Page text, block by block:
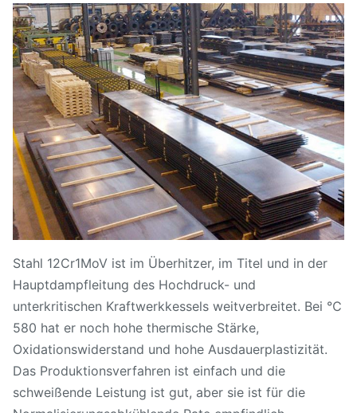
Stahl 12Cr1MoV ist im Überhitzer, im Titel und in der
Hauptdampfleitung des Hochdruck- und
unterkritischen Kraftwerkkessels weitverbreitet. Bei ℃
580 hat er noch hohe thermische Stärke,
Oxidationswiderstand und hohe Ausdauerplastizität.
Das Produktionsverfahren ist einfach und die
schweißende Leistung ist gut, aber sie ist für die